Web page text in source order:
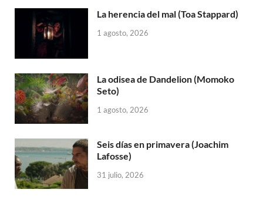
La herencia del mal (Toa Stappard)
1 agosto, 2026
La odisea de Dandelion (Momoko
Seto)
1 agosto, 2026
Seis días en primavera (Joachim
Lafosse)
31 julio, 2026